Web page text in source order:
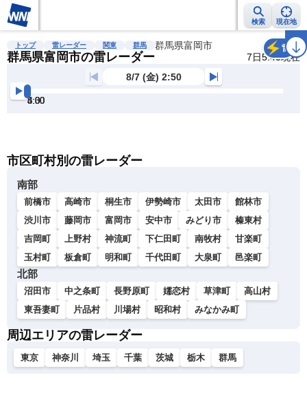
検索 現在地
雨雲レーダー 台風情報 地震情報 警報・注意報 2週間天気 ラ
トップ 雷レーダー 関東 群馬 群馬県富岡市
群馬県富岡市の雷レーダー 7日5:40現在
雷
8/7 (金) 2:50
3:00
3:30
4:00
4:30
5:00
5:30
市区町村別の雷レーダー
南部
前橋市 高崎市 桐生市 伊勢崎市 太田市
館林市
渋川市
藤岡市 富岡市 安中市 みどり市
榛東村
吉岡町
上野村 神流町 下仁田町 南牧村
甘楽町
玉村町
板倉町 明和町 千代田町 大泉町 邑楽町
北部
沼田市 中之条町 長野原町 嬬恋村 草津町
高山村
東吾妻町
片品村 川場村 昭和村 みなかみ町
周辺エリアの雷レーダー
東京 神奈川 埼玉 千葉 茨城 栃木 群馬